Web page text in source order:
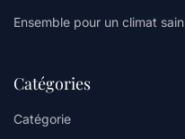
Ensemble pour un climat sain
Catégories
Catégorie